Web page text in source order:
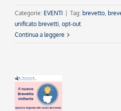
Categorie: EVENTI Tag: brevetto,
unificato brevetti, opt-out
Continua a leggere